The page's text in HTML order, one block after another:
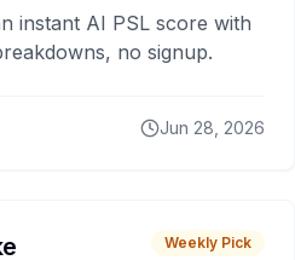
instant AI PSL score with
no signup.
Jun 28, 2026
Weekly Pick